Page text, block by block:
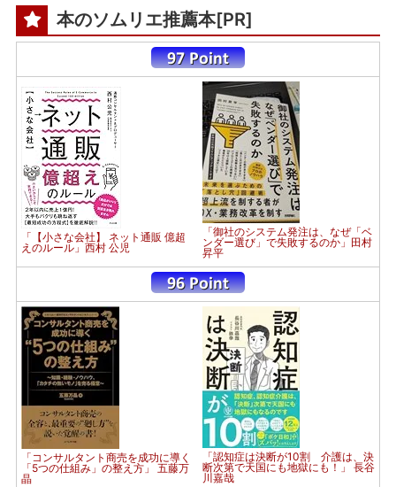
本のソムリエ推薦本[PR]
「【小さな会社】 ネット通販 億超
えのルール」西村 公児
「御社のシステム発注は、なぜ「ベ
ンダー選び」で失敗するのか」田村
昇平
「コンサルタント商売を成功に導く
「5つの仕組み」の整え方」 五藤万
晶
「認知症は決断が10割 介護は、決
断次第で天国にも地獄にも！」 長谷
川嘉哉